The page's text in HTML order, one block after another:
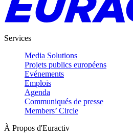
Services
Media Solutions
Projets publics européens
Evénements
Emplois
Agenda
Communiqués de presse
Members’ Circle
À Propos d'Euractiv